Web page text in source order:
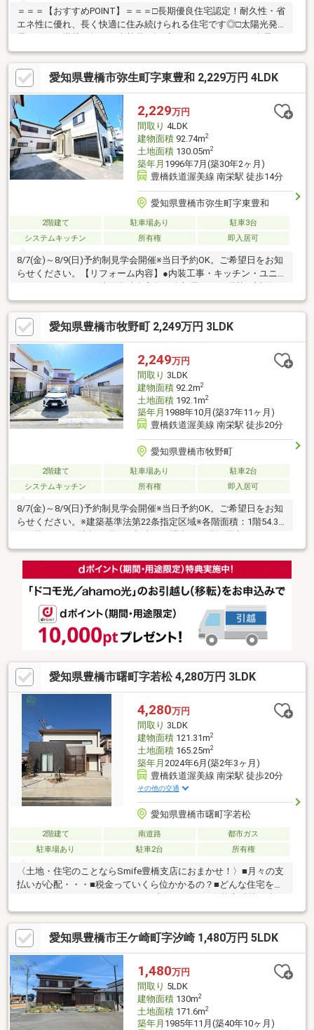
＝＝＝【おすすめPOINT】＝＝＝□長期優良住宅認定！耐久性・省
エネ性に優れ、長く快適に住み続けられる住宅です◎□太陽光発
よる家計サポートも期待できます♪□開放感あふれる角地！隣接建
物との距離を確保しやすく、日当たり・風通しともに良好◎□ゆ
とりの4LDK！ご家族それぞれのプライベート空間を確保でき、テ
レワークや趣味部屋にも対応可能です♪□高師駅徒歩約13分！通
勤・通学にも便利な立地。電車利用がしやすく暮らしの幅が広が
ります◎▼△▼住宅ローンのご相談や、現地内覧のご予約等いつ
でも承っております♪▼△▼
愛知県豊橋市弥生町字東豊和 2,229万円 4LDK
2,229万円
間取り 4LDK
建物面積92.74m2
土地面積130.05m2
築年月 1996年7月(築30年2ヶ月)
豊橋鉄道渥美線 南栄駅 徒歩14分
愛知県豊橋市弥生町字東豊和
2階建て 駐車場あり
駐車3台
システムキッチン
所有権 即入居可
8/7(金)～8/9(日)予約制見学会開催※当日予約OK。ご希望日をお知
らせください。【リフォーム内容】●内装工事・キッチン・ユニ
ットバス・トイレ・洗面化粧台交換・全部屋クロス張替・対面キ
ッチンへ変更【おすすめポイント】・クックマートが目の前で、
生活に便利な立地。・返済額や融資可能額など、お客様のご希望
にあわせてご提案。住宅ローンが初めての方でもお気軽にご相談
ください【周辺施設】・豊橋市立栄小学校1000ｍ（徒歩13分）・
豊橋市立南部中学校950ｍ（徒歩12分）・クックマート ユーア
イ店様130ｍ（徒歩2分）・ファミリーマート豊橋弥生店様300ｍ
（徒歩4分
愛知県豊橋市牧野町 2,249万円 3LDK
2,249万円
間取り 3LDK
建物面積92.2m2
土地面積192.1m2
築年月 1988年10月(築37年11ヶ月)
豊橋鉄道渥美線 南栄駅 徒歩20分
愛知県豊橋市牧野町
2階建て 駐車場あり
駐車2台
システムキッチン
所有権 即入居可
8/7(金)～8/9(日)予約制見学会開催※当日予約OK。ご希望日をお知
らせください。※建築基準法第22条指定区域※各階面積：1階54.39
す。※司法書士・個別プロパン供給会社は売主の指定になりま
す。プロパンガスの消費に係る配管設備、ガス器具等は、本土地
建物の販売価格には含まれておりません。※通学の区域に関して
は自治体や教育委員会等にご確認ください。
愛知県豊橋市曙町字若松 4,280万円 3LDK
4,280万円
間取り 3LDK
建物面積121.31m2
土地面積165.25m2
築年月 2024年6月(築2年3ヶ月)
豊橋鉄道渥美線 南栄駅 徒歩20分
その他の交通
愛知県豊橋市曙町字若松
2階建て 南道路
都市ガス
駐車場あり
駐車2台 所有権
〈土地・住宅のことならSmife豊橋支店におまかせ！〉■月々の支
払いが心配・・・■税金っていくら位かかるの？■どんな住宅を選
べばいいかわからない・・・etcお話ししづらい価格交渉等も含
め、何でもSmife豊橋支店にご相談ください！不安な住宅探し
を、しっかりとサポートいたします！！近隣に便利な施設盛りだ
くさん♪【 曙町字若松 】3LDKの築浅中古戸建幸小学校まで徒歩約
15分（約1190m）高師台中学校まで徒歩約19分（約1520m）２台
駐車可能(縦列・車種による)おしゃれな外観と内装・機能的な設
備を実際に見てみませんか？見学可能です♪お気軽にお尋ねくださ
い。
愛知県豊橋市王ケ崎町字汐崎 1,480万円 5LDK
1,480万円
間取り 5LDK
建物面積130m2
土地面積171.6m2
築年月 1985年11月(築40年10ヶ月)